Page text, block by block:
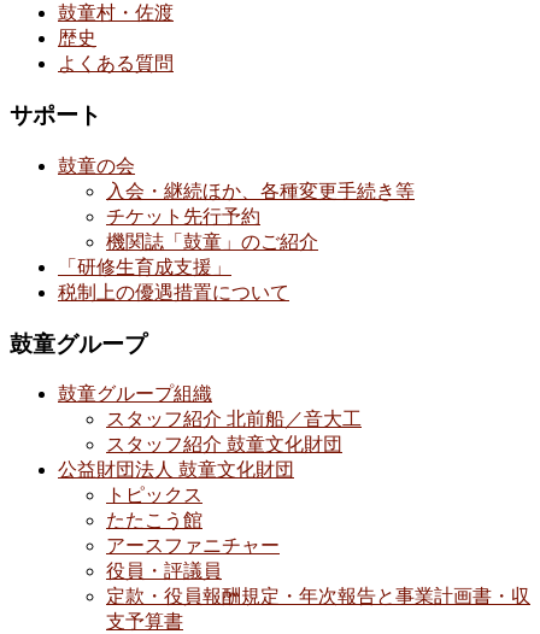
鼓童村・佐渡
歴史
よくある質問
サポート
鼓童の会
入会・継続ほか、各種変更手続き等
チケット先行予約
機関誌「鼓童」のご紹介
「研修生育成支援」
税制上の優遇措置について
鼓童グループ
鼓童グループ組織
スタッフ紹介 北前船／音大工
スタッフ紹介 鼓童文化財団
公益財団法人 鼓童文化財団
トピックス
たたこう館
アースファニチャー
役員・評議員
定款・役員報酬規定・年次報告と事業計画書・収
支予算書